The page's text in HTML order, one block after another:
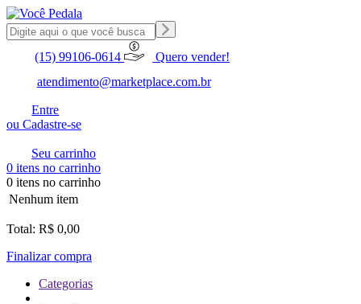
(15) 99106-0614
Quero vender!
atendimento@marketplace.com.br
Entre
ou Cadastre-se
Seu carrinho
0 itens no carrinho
0 itens no carrinho
Nenhum item
Total: R$ 0,00
Finalizar compra
Categorias